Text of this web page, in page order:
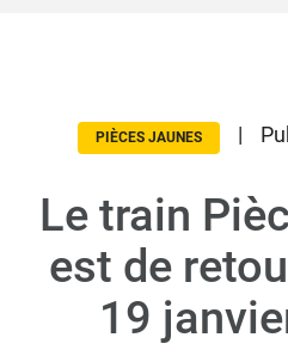
Nous soutenir
Donateurs
Legs
PIÈCES JAUNES |
Le train
est de
19